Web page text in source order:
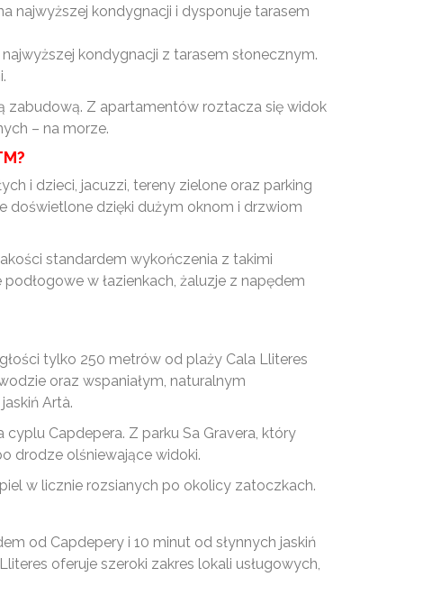
najwyższej kondygnacji i dysponuje tarasem
kondygnacji z tarasem słonecznym.
zabudową. Z apartamentów roztacza się widok
– na morze.
i dzieci, jacuzzi, tereny zielone oraz parking
doświetlone dzięki dużym oknom i drzwiom
standardem wykończenia z takimi
w łazienkach, żaluzje z napędem
tylko 250 metrów od plaży Cala Lliteres
oraz wspaniałym, naturalnym
Artà.
Capdepera. Z parku Sa Gravera, który
drodze olśniewające widoki.
w licznie rozsianych po okolicy zatoczkach.
od Capdepery i 10 minut od słynnych jaskiń
oferuje szeroki zakres lokali usługowych,